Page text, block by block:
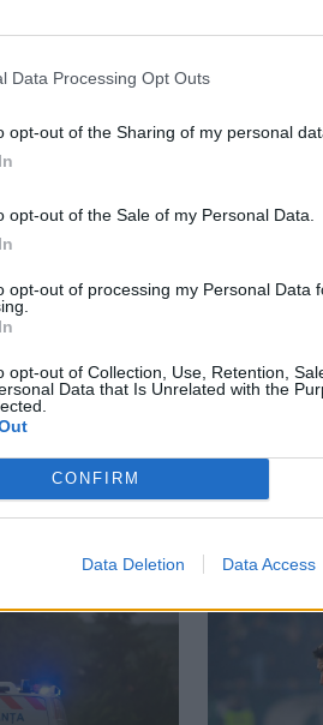
Data Processing Opt Outs
opt-out of the Sharing of my personal
opt-out of the Sale of my Personal Data.
opt-out of processing my Personal Data
opt-out of Collection, Use, Retention,
Data that Is Unrelated with the
CONFIRM
Data Deletion Data Access
van, de a súlyosan
– közölte a Reuters.
szórakozók nagy része
üdülőváros
hogy napokba telhet,